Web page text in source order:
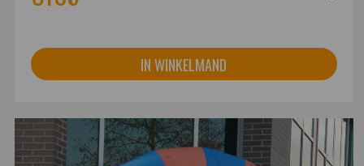
IN WINKELMAND